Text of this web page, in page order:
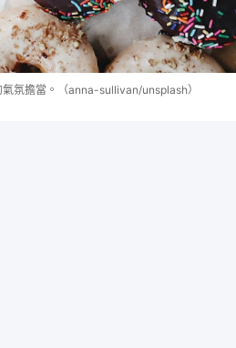
氛擔當。（anna-sullivan/unsplash）